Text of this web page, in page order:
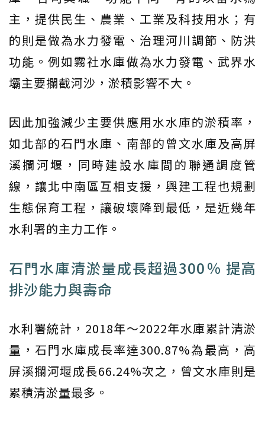
主，提供民生、農業、工業及科技用水；有
的則是做為水力發電、治理河川調節、防洪
功能。例如霧社水庫做為水力發電、武界水
壩主要攔截河沙，淤積影響不大。
因此加強減少主要供應用水水庫的淤積率，
如北部的石門水庫、南部的曾文水庫及高屏
溪攔河堰，同時建設水庫間的聯通調度管
線，讓北中南區互相支援，興建工程也規劃
生態保育工程，讓破壞降到最低，是近幾年
水利署的主力工作。
石門水庫清淤量成長超過300％ 提高
排沙能力與壽命
水利署統計，2018年～2022年水庫累計清淤
量，石門水庫成長率達300.87%為最高，高
屏溪攔河堰成長66.24%次之，曾文水庫則是
累積清淤量最多。